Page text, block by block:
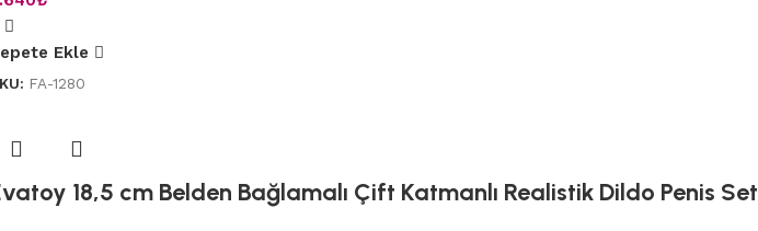
Ekle
FA-1280
18,5 cm Belden Bağlamalı Çift Katmanlı Realistik Dildo Penis Set